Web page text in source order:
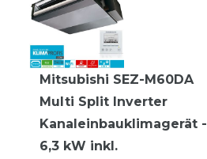
Mitsubishi SEZ-M60DA
Multi Split Inverter
Kanaleinbauklimagerät -
6,3 kW inkl.